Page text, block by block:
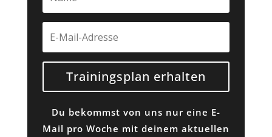
Trainingsplan erhalten
Du bekommst von uns nur eine E-
Mail pro Woche mit deinem aktuellen